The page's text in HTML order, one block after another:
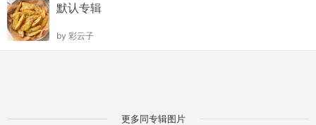
默认专辑
by 彩云子
更多同专辑图片